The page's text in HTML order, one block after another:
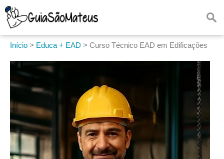
Início > Educa + EAD > Curso Técnico EAD em Edificações